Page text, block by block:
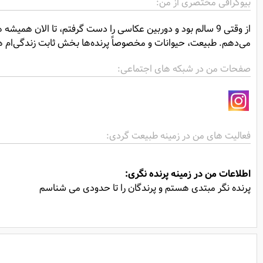
از وقتی 9 سالم بود و دوربین عکاسی را دست گرفتم، تا الان
می‌دهم. طبیعت، حیوانات و مخصوصاً پرنده‌ها بخش ثابت
صفحات من در شبکه های اجتماعی:
فعالیت های من در زمینه طبیعت گردی:
اطلاعات من در زمینه پرنده نگری:
پرنده نگر مبتدی هستم و پرندگان را تا حدودی می شناسم